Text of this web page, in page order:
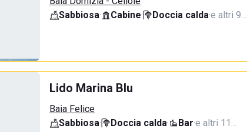
Sabbiosa· Cabine· Doccia calda·e altri 9…
Lido Marina Blu
Baia Felice
Sabbiosa· Doccia calda· Bar·e altri 11…